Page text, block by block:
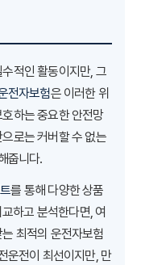
적인 활동이지만, 그
전자보험은 이러한 위
하는 중요한 안전망
로는 커버할 수 없는
줍니다.
를 통해 다양한 상품
하고 분석한다면, 여
최적의 운전자보험
운전이 최선이지만, 만